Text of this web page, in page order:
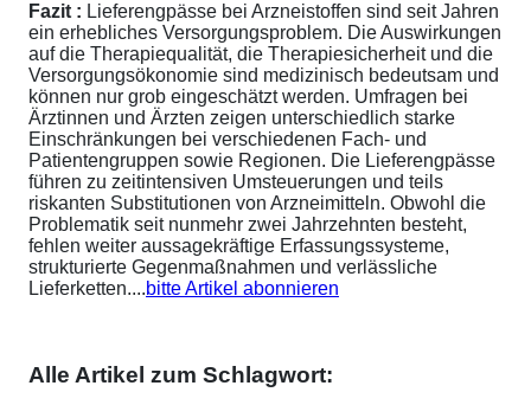
Fazit : Lieferengpässe bei Arzneistoffen sind seit Jahren
ein erhebliches Versorgungsproblem. Die Auswirkungen
auf die Therapiequalität, die Therapiesicherheit und die
Versorgungsökonomie sind medizinisch bedeutsam und
können nur grob eingeschätzt werden. Umfragen bei
Ärztinnen und Ärzten zeigen unterschiedlich starke
Einschränkungen bei verschiedenen Fach- und
Patientengruppen sowie Regionen. Die Lieferengpässe
führen zu zeitintensiven Umsteuerungen und teils
riskanten Substitutionen von Arzneimitteln. Obwohl die
Problematik seit nunmehr zwei Jahrzehnten besteht,
fehlen weiter aussagekräftige Erfassungssysteme,
strukturierte Gegenmaßnahmen und verlässliche
Lieferketten....bitte Artikel abonnieren
Alle Artikel zum Schlagwort: